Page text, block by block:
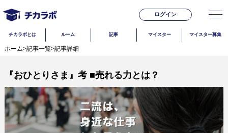
ログイン
チカラボとは ルーム 記事 マイスター マイスター募集
ホーム>記事一覧>記事詳細
『おひとりさま』考 ■売れる力とは？